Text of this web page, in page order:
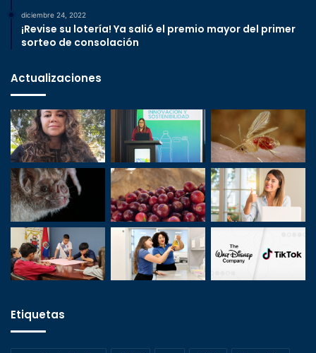
diciembre 24, 2022
¡Revise su lotería! Ya salió el premio mayor del primer
sorteo de consolación
Actualizaciones
Etiquetas